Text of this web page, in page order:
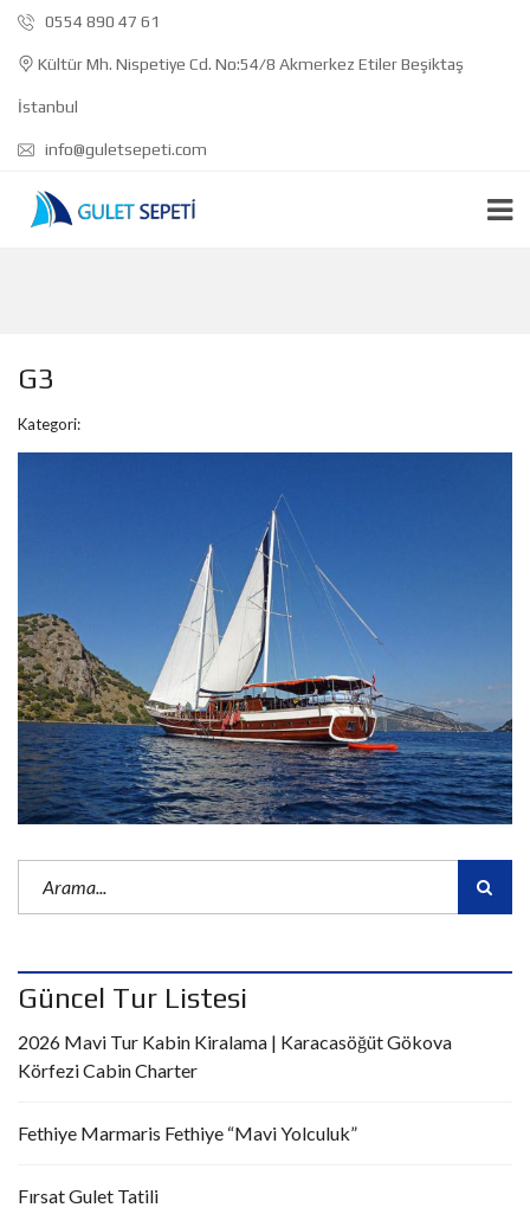
0554 890 47 61
Kültür Mh. Nispetiye Cd. No:54/8 Akmerkez Etiler Beşiktaş
İstanbul
info@guletsepeti.com
G3
Kategori:
Güncel Tur Listesi
2026 Mavi Tur Kabin Kiralama | Karacasöğüt Gökova
Körfezi Cabin Charter
Fethiye Marmaris Fethiye “Mavi Yolculuk”
Fırsat Gulet Tatili